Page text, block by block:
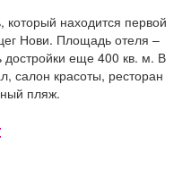
который находится первой
Нови. Площадь отеля –
достройки еще 400 кв. м. В
салон красоты, ресторан
пляж.